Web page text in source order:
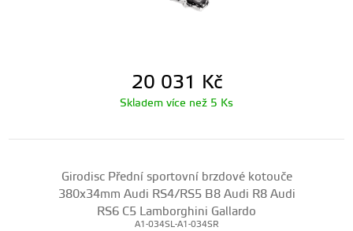
20 031 Kč
Skladem více než 5 Ks
Girodisc Přední sportovní brzdové kotouče
380x34mm Audi RS4/RS5 B8 Audi R8 Audi
RS6 C5 Lamborghini Gallardo
A1-034SL-A1-034SR